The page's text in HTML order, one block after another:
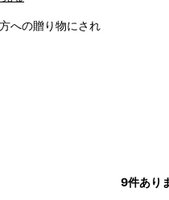
への贈り物にされ
9件あり